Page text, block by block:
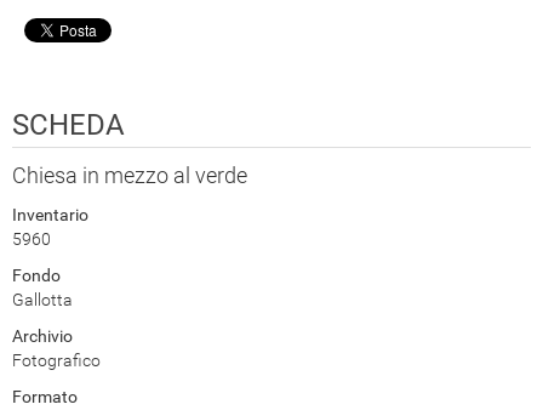
SCHEDA
Chiesa in mezzo al verde
Inventario
5960
Fondo
Gallotta
Archivio
Fotografico
Formato